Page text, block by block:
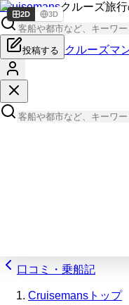
Cruisemansクルーズ旅
投稿する クルーズマ
口コミ・乗船記
Cruisemansトップ
2D 3D